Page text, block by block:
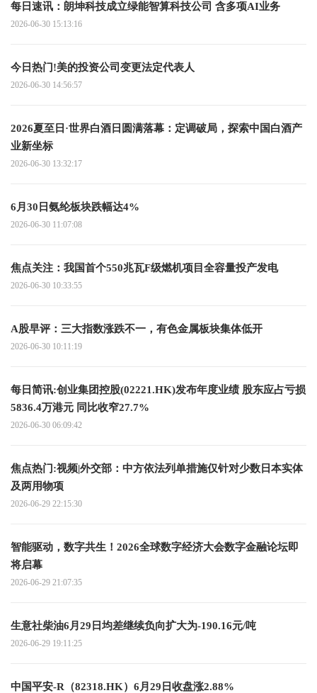
每日速讯：朗坤科技成立绿能智算科技公司 含多项AI业务
2026-06-30 15:13:16
今日热门!美的投资公司变更法定代表人
2026-06-30 14:56:57
2026夏至日·世界白酒日圆满落幕：定调破局，探索中国白酒产
业新坐标
2026-06-30 13:32:17
6月30日氨纶板块跌幅达4%
2026-06-30 11:07:08
焦点关注：我国首个550兆瓦F级燃机项目全容量投产发电
2026-06-30 10:33:55
A股早评：三大指数涨跌不一，有色金属板块集体低开
2026-06-30 10:11:19
每日简讯:创业集团控股(02221.HK)发布年度业绩 股东应占亏损
5836.4万港元 同比收窄27.7%
2026-06-30 06:09:42
焦点热门:视频|外交部：中方依法列单措施仅针对少数日本实体
及两用物项
2026-06-29 22:15:30
智能驱动，数字共生！2026全球数字经济大会数字金融论坛即
将启幕
2026-06-29 21:07:35
生意社柴油6月29日均差继续负向扩大为-190.16元/吨
2026-06-29 19:11:25
中国平安-R（82318.HK）6月29日收盘涨2.88%